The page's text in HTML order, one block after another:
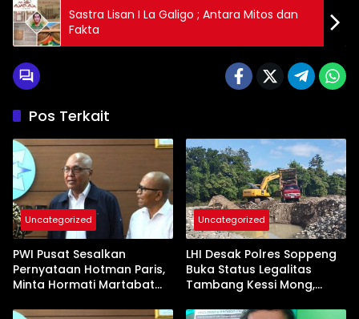
Sastra Lisan I La Galigo ; Antara Mitos dan
Fakta
Pos Terkait
Uncategorized
PWI Pusat Sesalkan
Pernyataan Hotman Paris,
Minta Hormati Martabat
Kemerdekaan Pers
Uncategorized
LHI Desak Polres Soppeng
Buka Status Legalitas
Tambang Kessi Mong,